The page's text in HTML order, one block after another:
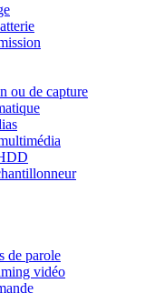
ou de capture
de parole
vidéo